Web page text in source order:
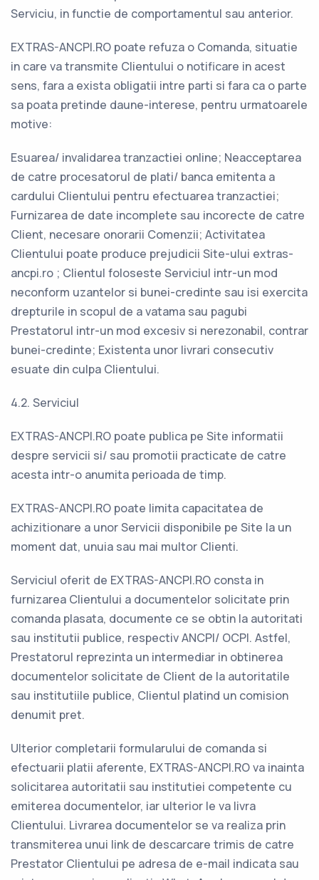
Serviciu, in functie de comportamentul sau anterior.
EXTRAS-ANCPI.RO poate refuza o Comanda, situatie
in care va transmite Clientului o notificare in acest
sens, fara a exista obligatii intre parti si fara ca o parte
sa poata pretinde daune-interese, pentru urmatoarele
motive:
Esuarea/ invalidarea tranzactiei online; Neacceptarea
de catre procesatorul de plati/ banca emitenta a
cardului Clientului pentru efectuarea tranzactiei;
Furnizarea de date incomplete sau incorecte de catre
Client, necesare onorarii Comenzii; Activitatea
Clientului poate produce prejudicii Site-ului extras-
ancpi.ro ; Clientul foloseste Serviciul intr-un mod
neconform uzantelor si bunei-credinte sau isi exercita
drepturile in scopul de a vatama sau pagubi
Prestatorul intr-un mod excesiv si nerezonabil, contrar
bunei-credinte; Existenta unor livrari consecutiv
esuate din culpa Clientului.
4.2. Serviciul
EXTRAS-ANCPI.RO poate publica pe Site informatii
despre servicii si/ sau promotii practicate de catre
acesta intr-o anumita perioada de timp.
EXTRAS-ANCPI.RO poate limita capacitatea de
achizitionare a unor Servicii disponibile pe Site la un
moment dat, unuia sau mai multor Clienti.
Serviciul oferit de EXTRAS-ANCPI.RO consta in
furnizarea Clientului a documentelor solicitate prin
comanda plasata, documente ce se obtin la autoritati
sau institutii publice, respectiv ANCPI/ OCPI. Astfel,
Prestatorul reprezinta un intermediar in obtinerea
documentelor solicitate de Client de la autoritatile
sau institutiile publice, Clientul platind un comision
denumit pret.
Ulterior completarii formularului de comanda si
efectuarii platii aferente, EXTRAS-ANCPI.RO va inainta
solicitarea autoritatii sau institutiei competente cu
emiterea documentelor, iar ulterior le va livra
Clientului. Livrarea documentelor se va realiza prin
transmiterea unui link de descarcare trimis de catre
Prestator Clientului pe adresa de e-mail indicata sau